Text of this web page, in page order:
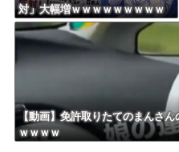
対」大幅増ｗｗｗｗｗｗｗｗｗ
ｗｗｗｗｗｗｗｗｗ
【動画】免許取りたてのまんさ
ｗｗｗｗ